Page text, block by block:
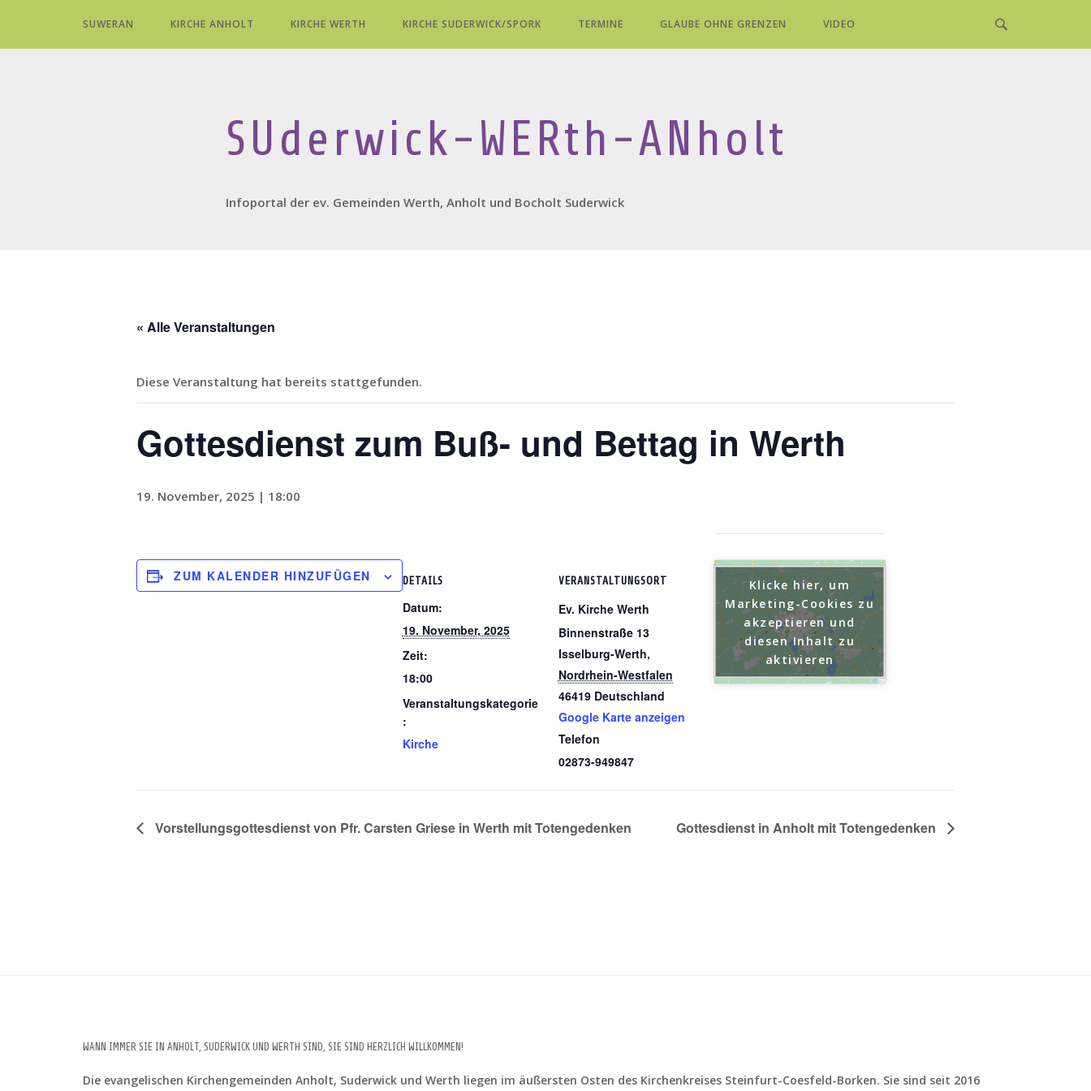
content
SUWERAN KIRCHE ANHOLT KIRCHE WERTH KIRCHE SUDERWICK/SPORK TERMINE GLAUBE OHNE GRENZEN VIDEO
SUderwick-WERth-ANholt
Infoportal der ev. Gemeinden Werth, Anholt und Bocholt Suderwick
« Alle Veranstaltungen
Diese Veranstaltung hat bereits stattgefunden.
Gottesdienst zum Buß- und Bettag in Werth
19. November, 2025 | 18:00
ZUM KALENDER HINZUFÜGEN DETAILS
Datum:
19. November, 2025
Zeit:
18:00
Veranstaltungskategorie
:
Kirche
VERANSTALTUNGSORT
Ev. Kirche Werth
Binnenstraße 13
Isselburg-Werth,
Nordrhein-Westfalen
46419 Deutschland
Google Karte anzeigen
Telefon
02873-949847
Klicke hier, um
Marketing-Cookies zu
akzeptieren und
diesen Inhalt zu
aktivieren
Vorstellungsgottesdienst von Pfr. Carsten Griese in Werth mit Totengedenken Gottesdienst in Anholt mit Totengedenken
WANN IMMER SIE IN ANHOLT, SUDERWICK UND WERTH SIND, SIE SIND HERZLICH WILLKOMMEN!
Die evangelischen Kirchengemeinden Anholt, Suderwick und Werth liegen im äußersten Osten des Kirchenkreises Steinfurt-Coesfeld-Borken. Sie sind seit 2016